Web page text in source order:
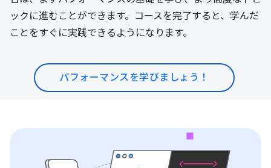
ックに進むことができます。コースを完了すると、学んだ
ことをすぐに実践できるようになります。
パフォーマンスを学びましょう！